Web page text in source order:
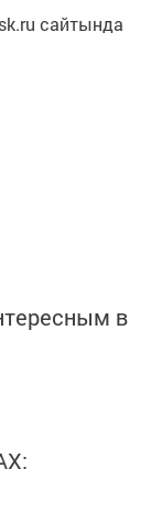
сайтында
в